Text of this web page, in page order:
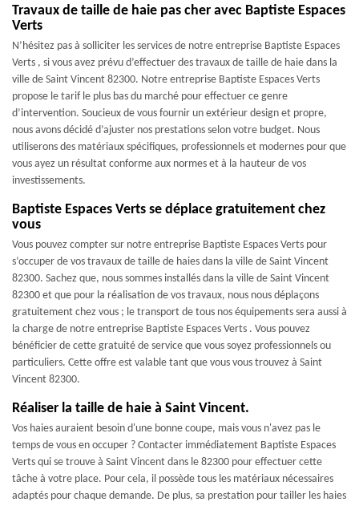
Travaux de taille de haie pas cher avec Baptiste Espaces
Verts
N’hésitez pas à solliciter les services de notre entreprise Baptiste Espaces
Verts , si vous avez prévu d’effectuer des travaux de taille de haie dans la
ville de Saint Vincent 82300. Notre entreprise Baptiste Espaces Verts
propose le tarif le plus bas du marché pour effectuer ce genre
d’intervention. Soucieux de vous fournir un extérieur design et propre,
nous avons décidé d’ajuster nos prestations selon votre budget. Nous
utiliserons des matériaux spécifiques, professionnels et modernes pour que
vous ayez un résultat conforme aux normes et à la hauteur de vos
investissements.
Baptiste Espaces Verts se déplace gratuitement chez
vous
Vous pouvez compter sur notre entreprise Baptiste Espaces Verts pour
s’occuper de vos travaux de taille de haies dans la ville de Saint Vincent
82300. Sachez que, nous sommes installés dans la ville de Saint Vincent
82300 et que pour la réalisation de vos travaux, nous nous déplaçons
gratuitement chez vous ; le transport de tous nos équipements sera aussi à
la charge de notre entreprise Baptiste Espaces Verts . Vous pouvez
bénéficier de cette gratuité de service que vous soyez professionnels ou
particuliers. Cette offre est valable tant que vous vous trouvez à Saint
Vincent 82300.
Réaliser la taille de haie à Saint Vincent.
Vos haies auraient besoin d'une bonne coupe, mais vous n'avez pas le
temps de vous en occuper ? Contacter immédiatement Baptiste Espaces
Verts qui se trouve à Saint Vincent dans le 82300 pour effectuer cette
tâche à votre place. Pour cela, il possède tous les matériaux nécessaires
adaptés pour chaque demande. De plus, sa prestation pour tailler les haies